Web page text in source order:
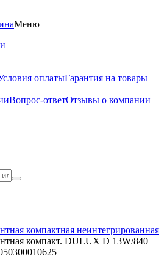
Меню
оплатыГарантия на товары
Вопрос-ответОтзывы о компании
компактная неинтегрированная
компакт. DULUX D 13W/840